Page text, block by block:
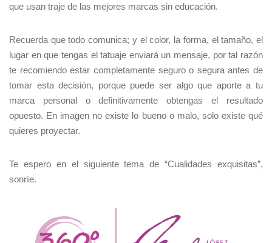
que usan traje de las mejores marcas sin educación.
Recuerda que todo comunica; y el color, la forma, el tamaño, el
lugar en que tengas el tatuaje enviará un mensaje, por tal razón
te recomiendo estar completamente seguro o segura antes de
tomar esta decisión, porque puede ser algo que aporte a tu
marca personal o definitivamente obtengas el resultado
opuesto. En imagen no existe lo bueno o malo, solo existe qué
quieres proyectar.
Te espero en el siguiente tema de “Cualidades exquisitas”,
sonríe.